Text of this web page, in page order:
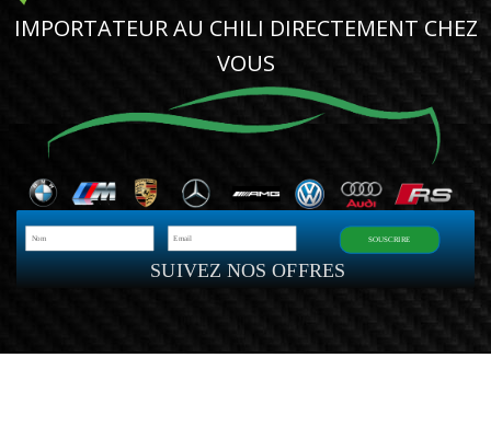
IMPORTATEUR AU CHILI DIRECTEMENT CHEZ
VOUS
SUIVEZ NOS OFFRES
SOUSCRIRE